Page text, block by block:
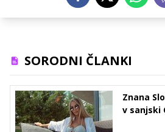
SORODNI ČLANKI
Znana
v sanjski